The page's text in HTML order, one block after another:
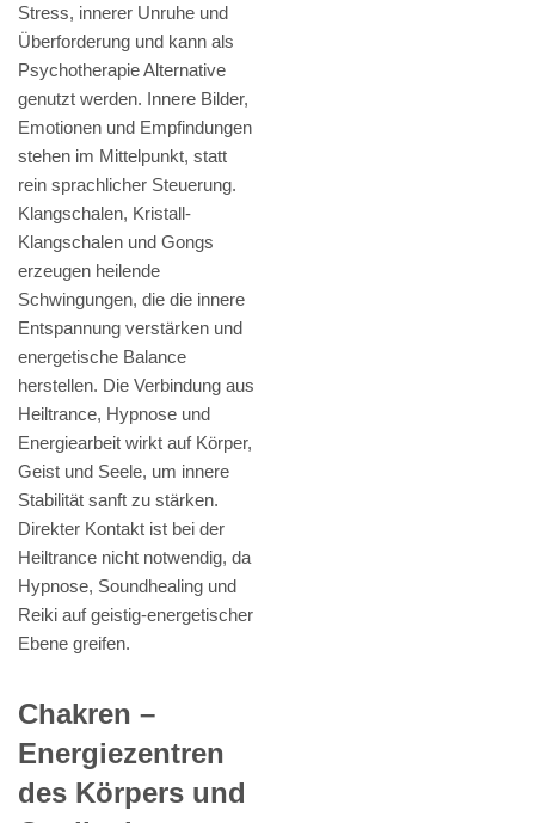
Stress, innerer Unruhe und
Überforderung und kann als
Psychotherapie Alternative
genutzt werden. Innere Bilder,
Emotionen und Empfindungen
stehen im Mittelpunkt, statt
rein sprachlicher Steuerung.
Klangschalen, Kristall-
Klangschalen und Gongs
erzeugen heilende
Schwingungen, die die innere
Entspannung verstärken und
energetische Balance
herstellen. Die Verbindung aus
Heiltrance, Hypnose und
Energiearbeit wirkt auf Körper,
Geist und Seele, um innere
Stabilität sanft zu stärken.
Direkter Kontakt ist bei der
Heiltrance nicht notwendig, da
Hypnose, Soundhealing und
Reiki auf geistig-energetischer
Ebene greifen.
Chakren –
Energiezentren
des Körpers und